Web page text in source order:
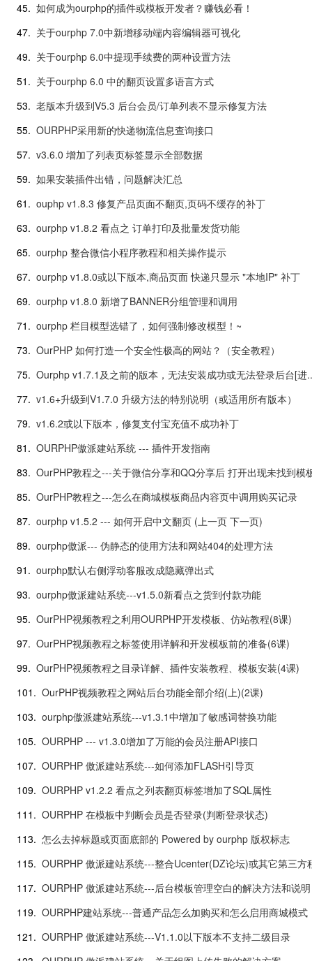
45. 如何成为ourphp的插件或模板开发者？赚钱必看！
47. 关于ourphp 7.0中新增移动端内容编辑器可视化
49. 关于ourphp 6.0中提现手续费的两种设置方法
51. 关于ourphp 6.0 中的翻页设置多语言方式
53. 老版本升级到V5.3 后台会员/订单列表不显示修复方法
55. OURPHP采用新的快递物流信息查询接口
57. v3.6.0 增加了列表页标签显示全部数据
59. 如果安装插件出错，问题解决汇总
61. ouphp v1.8.3 修复产品页面不翻页,页码不缓存的补丁
63. ourphp v1.8.2 看点之 订单打印及批量发货功能
65. ourphp 整合微信小程序教程和相关操作提示
67. ourphp v1.8.0或以下版本,商品页面 快递只显示 "本地IP" 补丁
69. ourphp v1.8.0 新增了BANNER分组管理和调用
71. ourphp 栏目模型选错了，如何强制修改模型！~
73. OurPHP 如何打造一个安全性极高的网站？（安全教程）
75. Ourphp v1.7.1及之前的版本，无法安装成功或无法登录后台[进
77. v1.6+升级到V1.7.0 升级方法的特别说明（或适用所有版本）
79. v1.6.2或以下版本，修复支付宝充值不成功补丁
81. OURPHP傲派建站系统 --- 插件开发指南
83. OurPHP教程之---关于微信分享和QQ分享后 打开出现未找到模
85. OurPHP教程之---怎么在商城模板商品内容页中调用购买记录
87. ourphp v1.5.2 --- 如何开启中文翻页 (上一页 下一页)
89. ourphp傲派--- 伪静态的使用方法和网站404的处理方法
91. ourphp默认右侧浮动客服改成隐藏弹出式
93. ourphp傲派建站系统---v1.5.0新看点之货到付款功能
95. OurPHP视频教程之利用OURPHP开发模板、仿站教程(8课)
97. OurPHP视频教程之标签使用详解和开发模板前的准备(6课)
99. OurPHP视频教程之目录详解、插件安装教程、模板安装(4课)
101. OurPHP视频教程之网站后台功能全部介绍(上)(2课)
103. ourphp傲派建站系统---v1.3.1中增加了敏感词替换功能
105. OURPHP --- v1.3.0增加了万能的会员注册API接口
107. OURPHP 傲派建站系统---如何添加FLASH引导页
109. OURPHP v1.2.2 看点之列表翻页标签增加了SQL属性
111. OURPHP 在模板中判断会员是否登录(判断登录状态)
113. 怎么去掉标题或页面底部的 Powered by ourphp 版权标志
115. OURPHP 傲派建站系统---整合Ucenter(DZ论坛)或其它第三方
117. OURPHP 傲派建站系统---后台模板管理空白的解决方法和说明
119. OURPHP建站系统---普通产品怎么加购买和怎么启用商城模式
121. OURPHP 傲派建站系统---V1.1.0以下版本不支持二级目录